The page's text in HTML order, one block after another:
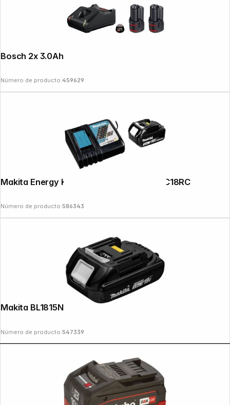
Número de producto:459629
Makita Energy Kit 191A24-4 BL1830B + DC18RC
Número de producto:586343
Número de producto:547339
Copyright © 2000 - 2026 DIFOX. All rights reserved.